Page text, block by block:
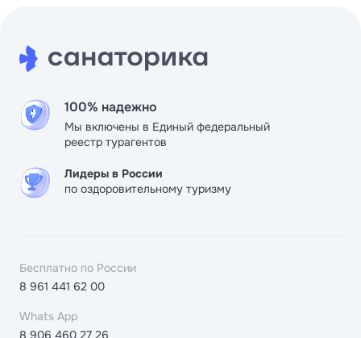
100% надежно
Мы включены в Единый федеральный
реестр турагентов
Лидеры в России
по оздоровительному туризму
Бесплатно по России
8 961 441 62 00
Whats App
8 906 460 27 26